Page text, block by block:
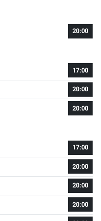
20:00
17:00
20:00
20:00
17:00
20:00
20:00
20:00